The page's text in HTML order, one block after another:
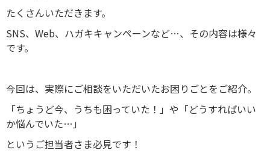
たくさんいただきます。
SNS、Web、ハガキキャンペーンなど…、その内容は様々
です。
今回は、実際にご相談をいただいたお困りごとをご紹介。
「ちょうど今、うちも困っていた！」や「どうすればいい
か悩んでいた…」
というご担当者さま必見です！